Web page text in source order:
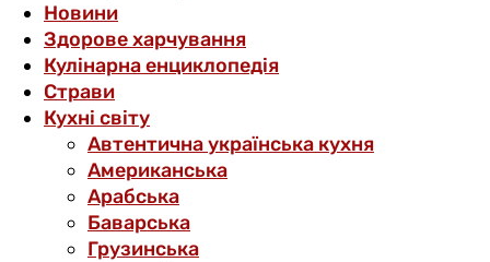
Новини
Здорове харчування
Кулінарна енциклопедія
Страви
Кухні світу
Автентична українська кухня
Американська
Арабська
Баварська
Грузинська